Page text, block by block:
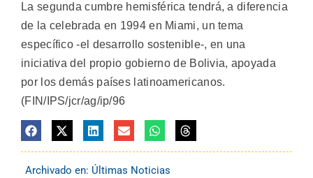
La segunda cumbre hemisférica tendrá, a diferencia
de la celebrada en 1994 en Miami, un tema
específico -el desarrollo sostenible-, en una
iniciativa del propio gobierno de Bolivia, apoyada
por los demás países latinoamericanos.
(FIN/IPS/jcr/ag/ip/96
Archivado en: Últimas Noticias